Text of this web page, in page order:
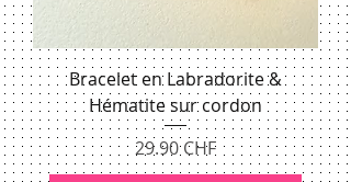
Bracelet en Labradorite &
Hématite sur cordon
Prix
29.90 CHF